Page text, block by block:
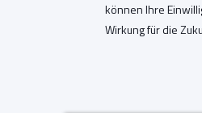
können Ihre
Wirkung für die